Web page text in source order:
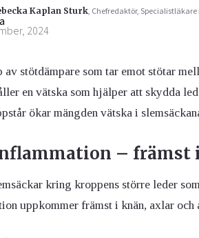
Kaplan Sturk, Chefredaktör,
2024
av stötdämpare som tar emot stötar
en vätska som hjälper att skydda
ökar mängden vätska i
– främst
kring kroppens större leder
uppkommer främst i knän, axlar och